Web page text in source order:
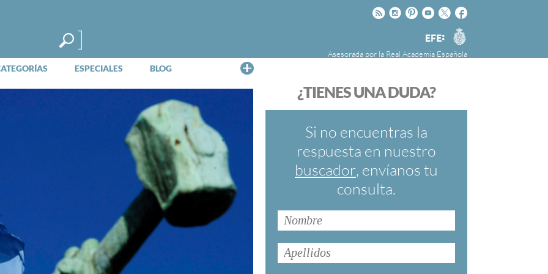
Facebook
Twitter
Youtube
Pinteres
Instagram
Rss
Agencia
EFE
Asesorada por la Real Academia Española
ESPECIALES BLOG
FundéuRAE es una fundación patrocinada por
cuyo objetivo es colaborar con el buen uso del
español en los medios de comunicación y en
Internet.
¿TIENES UNA DUDA?
Si no encuentras la
respuesta en nuestro
buscador, envíanos tu
consulta.